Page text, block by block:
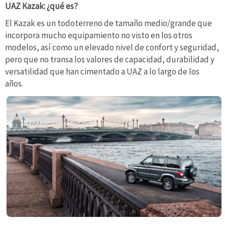
UAZ Kazak: ¿qué es?
El Kazak es un todoterreno de tamaño medio/grande que
incorpora mucho equipamiento no visto en los otros
modelos, así como un elevado nivel de confort y seguridad,
pero que no transa los valores de capacidad, durabilidad y
versatilidad que han cimentado a UAZ a lo largo de los
años.